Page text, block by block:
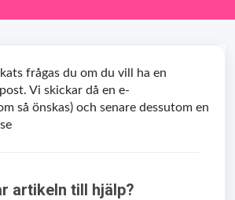
frågas du om du vill ha en
Vi skickar då en e-
så önskas) och senare dessutom en
artikeln till hjälp?